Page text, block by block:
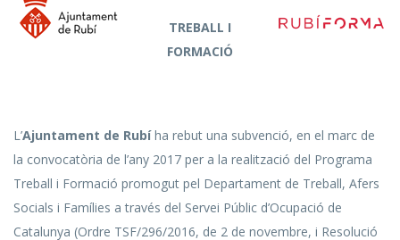
TREBALL I
FORMACIÓ
L’Ajuntament de Rubíha rebut una subvenció, en el marc de
la convocatòria de l’any 2017 per a la realització del Programa
Treball i Formació promogut pel Departament de Treball, Afers
Socials i Famílies a través del Servei Públic d’Ocupació de
Catalunya (Ordre TSF/296/2016, de 2 de novembre, i Resolució